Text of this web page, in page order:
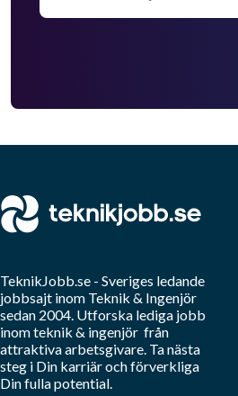
TeknikJobb.se - Sveriges ledande
jobbsajt inom Teknik & Ingenjör
sedan 2004. Utforska lediga jobb
inomteknik & ingenjör från
attraktiva arbetsgivare. Ta nästa
steg i Din karriär och förverkliga
Din fulla potential.